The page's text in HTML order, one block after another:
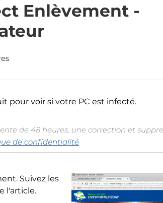
Enlèvement -
pour voir si votre PC est infecté.
de 48 heures, une correction et
de confidentialité
Suivez les
l'article.